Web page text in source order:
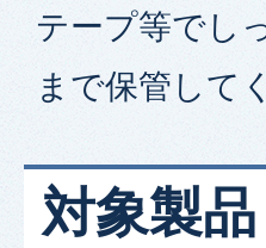
テープ等でし
まで保管して
対象製品